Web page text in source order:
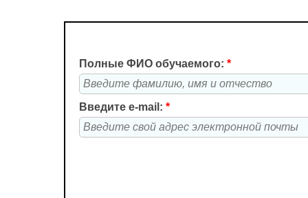
Полные ФИО обучаемого: *
Введите e-mail: *